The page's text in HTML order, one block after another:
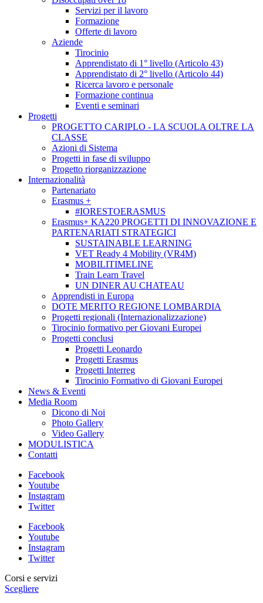
Servizi per il lavoro
Formazione
Offerte di lavoro
Aziende
Tirocinio
Apprendistato di 1° livello (Articolo 43)
Apprendistato di 2° livello (Articolo 44)
Ricerca lavoro e personale
Formazione continua
Eventi e seminari
Progetti
PROGETTO CARIPLO - LA SCUOLA OLTRE LA
CLASSE
Azioni di Sistema
Progetti in fase di sviluppo
Progetto riorganizzazione
Internazionalità
Partenariato
Erasmus +
#IORESTOERASMUS
Erasmus+ KA220 PROGETTI DI INNOVAZIONE E
PARTENARIATI STRATEGICI
SUSTAINABLE LEARNING
VET Ready 4 Mobility (VR4M)
MOBILITIMELINE
Train Learn Travel
UN DINER AU CHATEAU
Apprendisti in Europa
DOTE MERITO REGIONE LOMBARDIA
Progetti regionali (Internazionalizzazione)
Tirocinio formativo per Giovani Europei
Progetti conclusi
Progetti Leonardo
Progetti Erasmus
Progetti Interreg
Tirocinio Formativo di Giovani Europei
News & Eventi
Media Room
Dicono di Noi
Photo Gallery
Video Gallery
MODULISTICA
Contatti
Facebook
Youtube
Instagram
Twitter
Facebook
Youtube
Instagram
Twitter
Corsi e servizi
Scegliere